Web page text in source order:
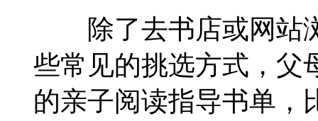
除了去书店或网站
些常见的挑选方式，父
的亲子阅读指导书单，